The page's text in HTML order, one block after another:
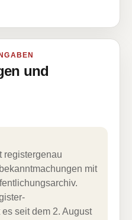
und
registergenau
mit
seit dem 2. August